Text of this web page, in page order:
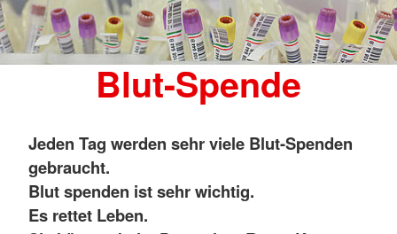
Blut-Spende
Jeden Tag werden sehr viele Blut-Spenden
gebraucht.
Blut spenden ist sehr wichtig.
Es rettet Leben.